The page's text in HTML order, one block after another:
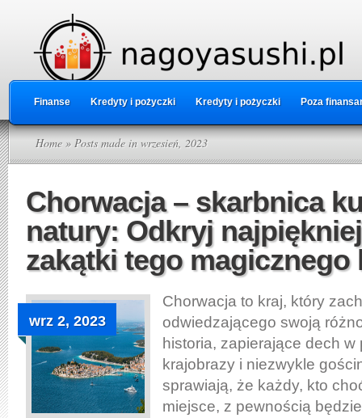
Finanse Kredyty i pożyczki Kredyty i pożyczki Poza
Home » Posts made in wrzesień, 2023
Chorwacja – skarbnica
natury: Odkryj
zakątki tego magicznego
wrz 2, 2023
Chorwacja to kraj, który
odwiedzającego swoją
historia, zapierające dech w
krajobrazy i niezwykle
sprawiają, że każdy, kto
miejsce, z pewnością